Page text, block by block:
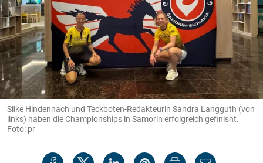
Silke Hindennach und Teckboten-Redakteurin Sandra Langguth (von
links) haben die Championships in Samorin erfolgreich gefinisht.
Foto: pr